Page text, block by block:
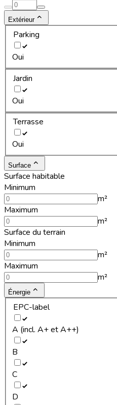
Extérieur
Parking
Oui
Jardin
Oui
Terrasse
Oui
Surface
Surface habitable
Minimum
m²
Maximum
m²
Surface du terrain
Minimum
m²
Maximum
m²
Énergie
EPC-label
A (incl. A+ et A++)
B
C
D